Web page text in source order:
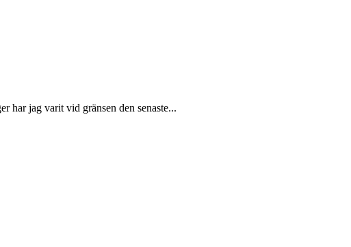
har jag varit vid gränsen den senaste...